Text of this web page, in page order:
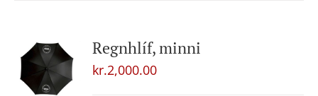
Regnhlíf, minni
kr.2,000.00